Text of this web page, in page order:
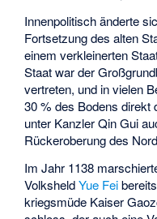
Innenpolitisch änderte
Fortsetzung des alten
einem verkleinerten
Staat war der
vertreten, und in vielen
30 % des Bodens direkt
unter Kanzler Qin Gui
Rückeroberung des
Im Jahr 1138
VolksheldYue Fei
kriegsmüde Kaiser